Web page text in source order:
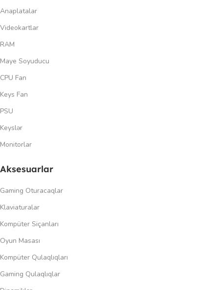
Anaplatalar
Videokartlar
RAM
Maye Soyuducu
CPU Fan
Keys Fan
PSU
Keyslər
Monitorlar
Aksesuarlar
Gaming Oturacaqlar
Klaviaturalar
Kompüter Siçanları
Oyun Masası
Kompüter Qulaqlıqları
Gaming Qulaqlıqlar